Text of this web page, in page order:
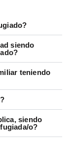
siendo
teniendo
siendo
o?